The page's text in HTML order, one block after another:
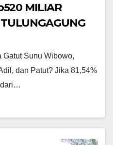
MILIAR
Gatut Sunu Wibowo,
dan Patut? Jika 81,54%
dari…